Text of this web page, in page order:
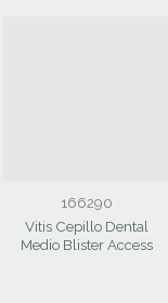
166290
Vitis Cepillo Dental
Medio Blister Access